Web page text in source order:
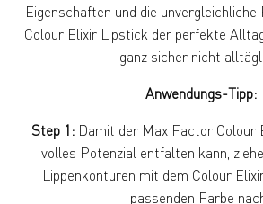
Eigenschaften und die
Colour Elixir Lipstick der perfekte
Anwendungs-Tipp:
Step 1: Damit der Max Factor Colour
volles Potenzial entfalten kann,
Lippenkonturen mit dem Colour